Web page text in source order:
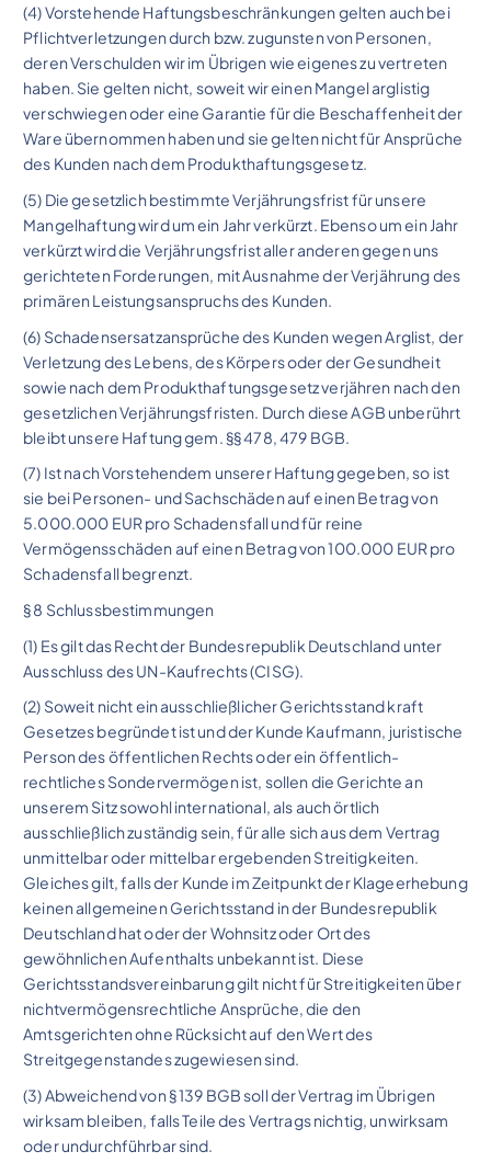
(4) Vorstehende Haftungsbeschränkungen gelten auch bei
Pflichtverletzungen durch bzw. zugunsten von Personen,
deren Verschulden wir im Übrigen wie eigenes zu vertreten
haben. Sie gelten nicht, soweit wir einen Mangel arglistig
verschwiegen oder eine Garantie für die Beschaffenheit der
Ware übernommen haben und sie gelten nicht für Ansprüche
des Kunden nach dem Produkthaftungsgesetz.
(5) Die gesetzlich bestimmte Verjährungsfrist für unsere
Mangelhaftung wird um ein Jahr verkürzt. Ebenso um ein Jahr
verkürzt wird die Verjährungsfrist aller anderen gegen uns
gerichteten Forderungen, mit Ausnahme der Verjährung des
primären Leistungsanspruchs des Kunden.
(6) Schadensersatzansprüche des Kunden wegen Arglist, der
Verletzung des Lebens, des Körpers oder der Gesundheit
sowie nach dem Produkthaftungsgesetz verjähren nach den
gesetzlichen Verjährungsfristen. Durch diese AGB unberührt
bleibt unsere Haftung gem. §§ 478, 479 BGB.
(7) Ist nach Vorstehendem unserer Haftung gegeben, so ist
sie bei Personen- und Sachschäden auf einen Betrag von
5.000.000 EUR pro Schadensfall und für reine
Vermögensschäden auf einen Betrag von 100.000 EUR pro
Schadensfall begrenzt.
§ 8 Schlussbestimmungen
(1) Es gilt das Recht der Bundesrepublik Deutschland unter
Ausschluss des UN-Kaufrechts (CISG).
(2) Soweit nicht ein ausschließlicher Gerichtsstand kraft
Gesetzes begründet ist und der Kunde Kaufmann, juristische
Person des öffentlichen Rechts oder ein öffentlich-
rechtliches Sondervermögen ist, sollen die Gerichte an
unserem Sitz sowohl international, als auch örtlich
ausschließlich zuständig sein, für alle sich aus dem Vertrag
unmittelbar oder mittelbar ergebenden Streitigkeiten.
Gleiches gilt, falls der Kunde im Zeitpunkt der Klageerhebung
keinen allgemeinen Gerichtsstand in der Bundesrepublik
Deutschland hat oder der Wohnsitz oder Ort des
gewöhnlichen Aufenthalts unbekannt ist. Diese
Gerichtsstandsvereinbarung gilt nicht für Streitigkeiten über
nichtvermögensrechtliche Ansprüche, die den
Amtsgerichten ohne Rücksicht auf den Wert des
Streitgegenstandes zugewiesen sind.
(3) Abweichend von § 139 BGB soll der Vertrag im Übrigen
wirksam bleiben, falls Teile des Vertrags nichtig, unwirksam
oder undurchführbar sind.